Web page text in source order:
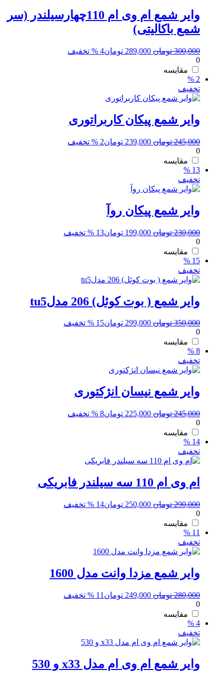
وایر شمع ام وی ام 110چهارسیلندر (سر
شمع باکالیتی)
300,000 تومان قیمت
289,000 تومان4 % تخفیف
0
مقایسه
2 %
تخفیف
وایر شمع پیکان کاربراتوری
245,000 تومان قیمت
239,000 تومان2 % تخفیف
0
مقایسه
13 %
تخفیف
وایر شمع پیکان روآ
230,000 تومان قیمت
199,000 تومان13 % تخفیف
0
مقایسه
15 %
تخفیف
وایر شمع ( بوت کوئل) 206 مدلtu5
350,000 تومان قیمت
299,000 تومان15 % تخفیف
0
مقایسه
8 %
تخفیف
وایر شمع نیسان انژکتوری
245,000 تومان قیمت
225,000 تومان8 % تخفیف
0
مقایسه
14 %
تخفیف
ام وی ام 110 سه سیلندر فابریکی
290,000 تومان قیمت
250,000 تومان14 % تخفیف
0
مقایسه
11 %
تخفیف
وایر شمع مزدا وانت مدل 1600
280,000 تومان قیمت
249,000 تومان 11 % تخفیف
0
مقایسه
4 %
تخفیف
وایر شمع ام وی ام مدل x33 و 530